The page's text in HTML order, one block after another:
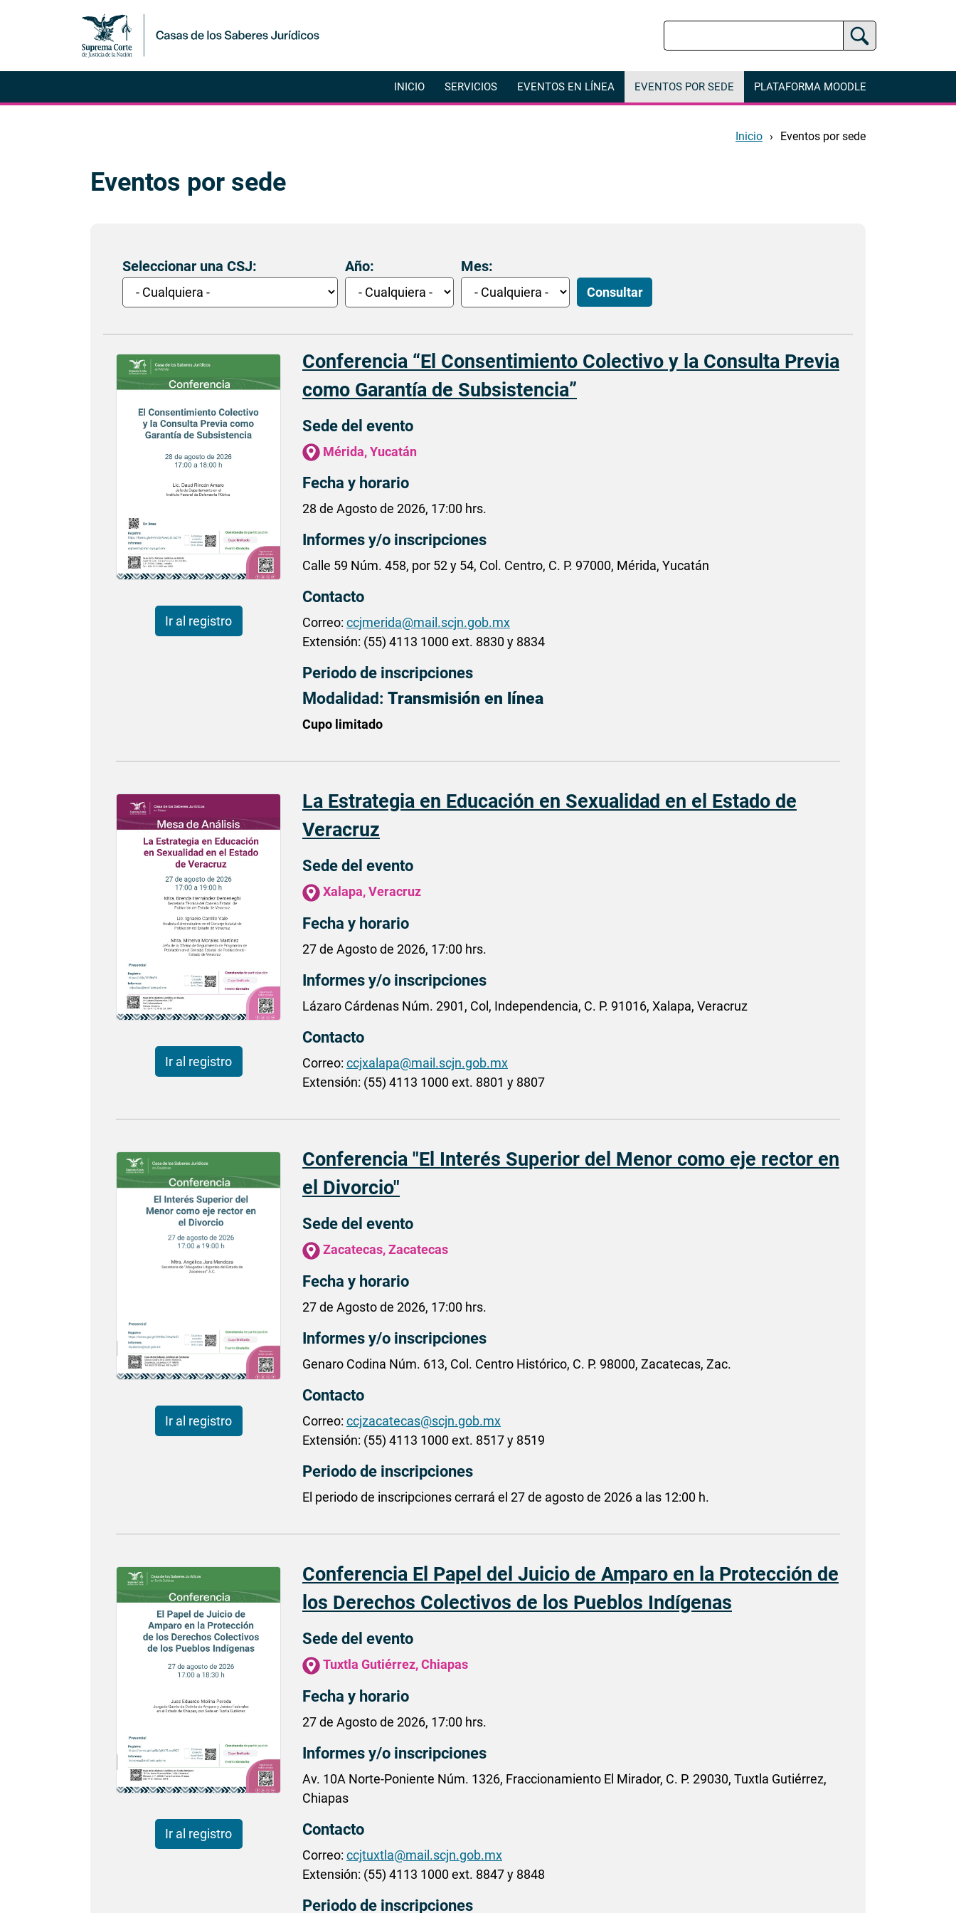
principal
INICIO SERVICIOS EVENTOS EN LÍNEA EVENTOS POR SEDE PLATAFORMA MOODLE
Inicio Eventos por sede
Inicio
Eventos por sede
Seleccionar una CSJ: Año: Mes:
Consultar
Ir al registro
Conferencia “El Consentimiento Colectivo y la Consulta Previa
como Garantía de Subsistencia”
Sede del evento
Mérida, Yucatán
Fecha y horario
28 de Agosto de 2026, 17:00 hrs.
Informes y/o inscripciones
Calle 59 Núm. 458, por 52 y 54, Col. Centro, C. P. 97000, Mérida, Yucatán
Contacto
Correo: ccjmerida@mail.scjn.gob.mx
Extensión: (55) 4113 1000 ext. 8830 y 8834
Periodo de inscripciones
Modalidad: Transmisión en línea
Cupo limitado
Ir al registro
La Estrategia en Educación en Sexualidad en el Estado de
Veracruz
Sede del evento
Xalapa, Veracruz
Fecha y horario
27 de Agosto de 2026, 17:00 hrs.
Informes y/o inscripciones
Lázaro Cárdenas Núm. 2901, Col, Independencia, C. P. 91016, Xalapa, Veracruz
Contacto
Correo: ccjxalapa@mail.scjn.gob.mx
Extensión: (55) 4113 1000 ext. 8801 y 8807
Ir al registro
Conferencia "El Interés Superior del Menor como eje rector en
el Divorcio"
Sede del evento
Zacatecas, Zacatecas
Fecha y horario
27 de Agosto de 2026, 17:00 hrs.
Informes y/o inscripciones
Genaro Codina Núm. 613, Col. Centro Histórico, C. P. 98000, Zacatecas, Zac.
Contacto
Correo: ccjzacatecas@scjn.gob.mx
Extensión: (55) 4113 1000 ext. 8517 y 8519
Periodo de inscripciones
El periodo de inscripciones cerrará el 27 de agosto de 2026 a las 12:00 h.
Ir al registro
Conferencia El Papel del Juicio de Amparo en la Protección de
los Derechos Colectivos de los Pueblos Indígenas
Sede del evento
Tuxtla Gutiérrez, Chiapas
Fecha y horario
27 de Agosto de 2026, 17:00 hrs.
Informes y/o inscripciones
Av. 10A Norte-Poniente Núm. 1326, Fraccionamiento El Mirador, C. P. 29030, Tuxtla Gutiérrez,
Chiapas
Contacto
Correo: ccjtuxtla@mail.scjn.gob.mx
Extensión: (55) 4113 1000 ext. 8847 y 8848
Periodo de inscripciones